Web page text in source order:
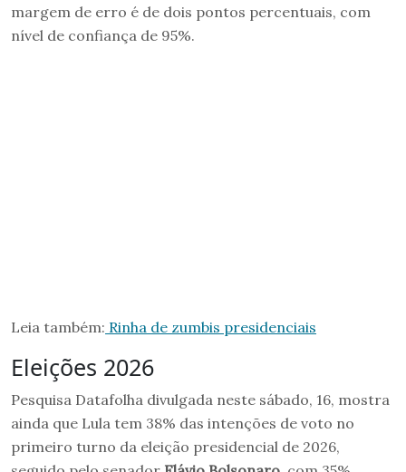
margem de erro é de dois pontos percentuais, com
nível de confiança de 95%.
Leia também: Rinha de zumbis presidenciais
Eleições 2026
Pesquisa Datafolha divulgada neste sábado, 16, mostra
ainda que Lula tem 38% das intenções de voto no
primeiro turno da eleição presidencial de 2026,